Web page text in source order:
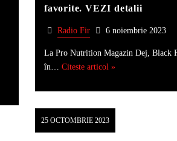
favorite. VEZI detalii
Radio Fir 6 noiembrie 2023
La Pro Nutrition Magazin Dej, Black
în… Citeste articol »
25 OCTOMBRIE 2023